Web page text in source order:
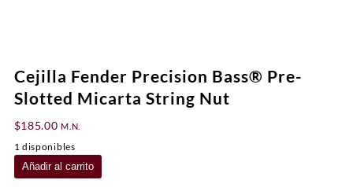
Cejilla Fender Precision Bass® Pre-
Slotted Micarta String Nut
$185.00 M.N.
1 disponibles
Cejilla
Fender
Añadir al carrito